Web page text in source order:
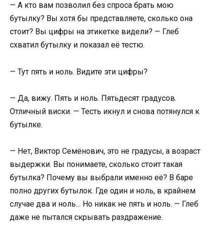
— А кто вам позволил без спроса брать мою
бутылку? Вы хотя бы представляете, сколько она
стоит? Вы цифры на этикетке видели? — Глеб
схватил бутылку и показал её тестю.
— Тут пять и ноль. Видите эти цифры?
— Да, вижу. Пять и ноль. Пятьдесят градусов.
Отличный виски. — Тесть икнул и снова потянулся к
бутылке.
— Нет, Виктор Семёнович, это не градусы, а возраст
выдержки. Вы понимаете, сколько стоит такая
бутылка? Почему вы выбрали именно её? В баре
полно других бутылок. Где один и ноль, в крайнем
случае два и ноль… Но никак не пять и ноль. — Глеб
даже не пытался скрывать раздражение.